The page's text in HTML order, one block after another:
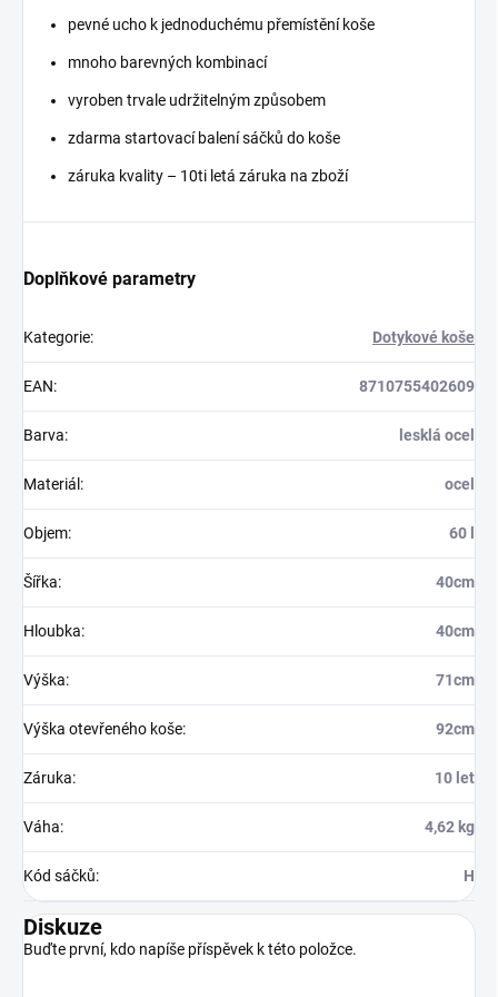
pevné ucho k jednoduchému přemístění koše
mnoho barevných kombinací
vyroben trvale udržitelným způsobem
zdarma startovací balení sáčků do koše
záruka kvality – 10ti letá záruka na zboží
Doplňkové parametry
Kategorie: Dotykové koše
EAN: 8710755402609
Barva: lesklá ocel
Materiál : ocel
Objem: 60 l
Šířka: 40cm
Hloubka: 40cm
Výška: 71cm
Výška otevřeného koše: 92cm
Záruka: 10 let
Váha: 4,62 kg
Kód sáčků: H
Diskuze
Buďte první, kdo napíše příspěvek k této položce.